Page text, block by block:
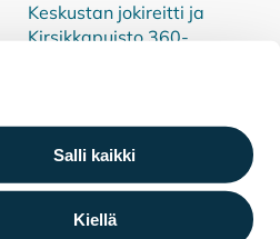
Salli kaikki
Kiellä
Keskustan jokireitti ja
Kirsikkapuisto 360-
Saavutettavuusseloste